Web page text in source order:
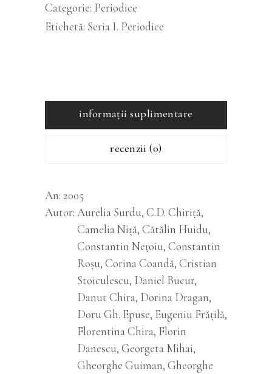
Categorie: Periodice
Etichetă: Seria I. Periodice
informații suplimentare
recenzii (0)
An 2005
Autor Aurelia Surdu, C.D. Chiriță,
Camelia Niță, Cătălin Huidu,
Constantin Nețoiu, Constantin
Roșu, Corina Coandă, Cristian
Stoiculescu, Daniel Bucur,
Danut Chira, Dorina Dragan,
Doru Gh. Epuse, Eugeniu Frățilă,
Florentina Chira, Florin
Danescu, Georgeta Mihai,
Gheorghe Guiman, Gheorghe